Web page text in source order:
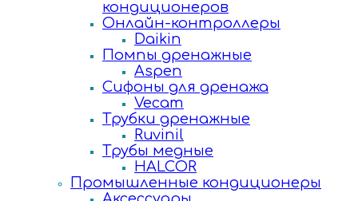
кондиционеров
Онлайн-контроллеры
Daikin
Помпы дренажные
Aspen
Сифоны для дренажа
Vecam
Трубки дренажные
Ruvinil
Трубы медные
HALCOR
Промышленные кондиционеры